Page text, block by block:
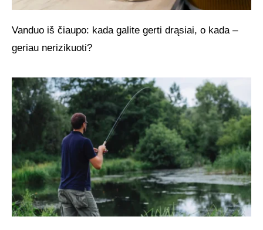
Vanduo iš čiaupo: kada galite gerti drąsiai, o kada –
geriau nerizikuoti?